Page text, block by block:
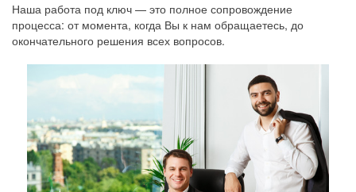
Наша работа под ключ — это полное сопровождение
процесса: от момента, когда Вы к нам обращаетесь, до
окончательного решения всех вопросов.